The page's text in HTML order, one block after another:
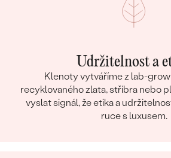
Udržitelnost a
Klenoty vytváříme z lab-
recyklovaného zlata, stříbra nebo
vyslat signál, že etika a
ruce s luxusem.